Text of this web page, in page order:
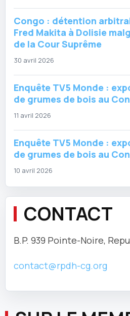
Congo : détention
Fred Makita à Dolisie
de la Cour Suprême
30 avril 2026
Enquête TV5 Monde :
de grumes de bois au
11 avril 2026
Enquête TV5 Monde :
de grumes de bois au
10 avril 2026
CONTACT
B.P. 939 Pointe-Noire,
contact@rpdh-cg.org